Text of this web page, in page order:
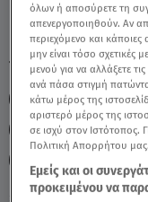
TAGS: ΚΑΡΚΙΝΟΣ
ΑΣΗ ΜΠΗΛΙΟΥ
ΗΜΕΡΗΣΙΕΣ
ΠΑΝΣΕΛΗΝΟΣ ΣΤΟΥΣ
όλων ή αποσύρετε τη
απενεργοποιηθούν. Αν
περιεχόμενο και κάποιες
μην είναι τόσο σχετικές
μενού για να αλλάξετε
ανά πάσα στιγμή
κάτω μέρος της
αριστερό μέρος της
σε ισχύ στον Ιστότοπος.
Πολιτική Απορρήτου μας.
Εμείς και οι
προκειμένου να